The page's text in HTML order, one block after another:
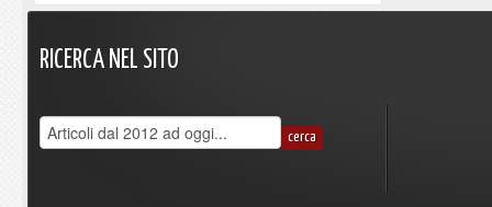
RICERCA NEL SITO